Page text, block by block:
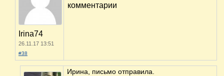
Irina74
26.11.17 13:51
#38
комментарии
Ирина, письмо отправила.